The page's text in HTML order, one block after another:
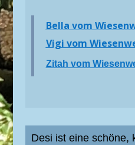
Bella vom
Vigi vom
Zitah vom
Desi ist eine schöne,